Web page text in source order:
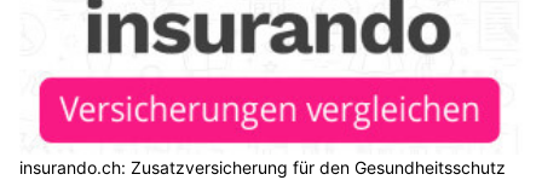
insurando.ch: Zusatzversicherung für den Gesundheitsschutz